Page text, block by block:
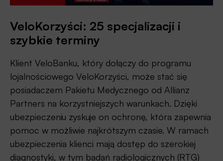
VeloKorzyści: 25 specjalizacji i
szybkie terminy
Klient VeloBanku, który dołączy do programu
lojalnościowego VeloKorzyści, może stać się
posiadaczem Pakietu Medycznego od Allianz
Partners na korzystniejszych warunkach. Dzięki
ubezpieczeniu zyskuje on ochronę, która zapewnia
pomoc w możliwie najkrótszym czasie. W ramach
ubezpieczenia klienci mają dostęp do szerokiej
diagnostyki, w tym badań radiologicznych (RTG)